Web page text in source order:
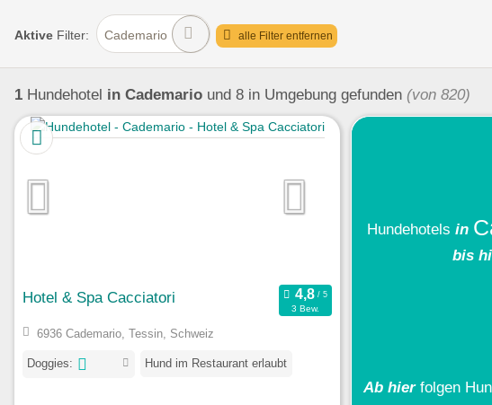
Hund im Restaurant erlaubt Dogsitting Hundewiese
Aktive Filter: Cademario alle Filter entfernen
1 Hundehotel in Cademario und 8 in Umgebung gefunden (von 820)
Hotel & Spa Cacciatori
3 Bew.
6936 Cademario, Tessin, Schweiz
Doggies: Hund im Restaurant erlaubt
Hundehotels in
bis
Ab hier folgen